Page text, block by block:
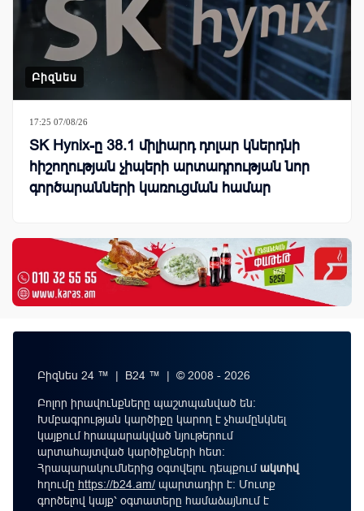
Բիզնես
17:25 07/08/26
SK Hynix-ը 38.1 միլիարդ դոլար կներդնի
հիշողության չիպերի արտադրության նոր
գործարանների կառուցման համար
Բիզնես 24 ™ | B24 ™ | © 2008 - 2026
Բոլոր իրավունքները պաշտպանված են:
Խմբագրության կարծիքը կարող է չհամընկնել
կայքում հրապարակված նյութերում
արտահայտված կարծիքների հետ:
Հրապարակումներից օգտվելու դեպքումակտիվ
հղումը https://b24.am/ պարտադիր է: Մուտք
գործելով կայք՝ օգտատերը համաձայնում է